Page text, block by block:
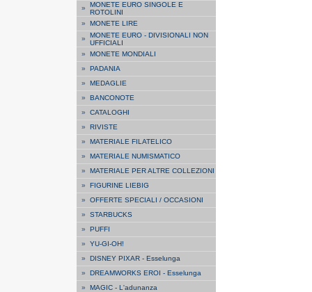
» MONETE EURO SINGOLE E
ROTOLINI
» MONETE LIRE
» MONETE EURO - DIVISIONALI NON
UFFICIALI
» MONETE MONDIALI
» PADANIA
» MEDAGLIE
» BANCONOTE
» CATALOGHI
» RIVISTE
» MATERIALE FILATELICO
» MATERIALE NUMISMATICO
» MATERIALE PER ALTRE COLLEZIONI
» FIGURINE LIEBIG
» OFFERTE SPECIALI / OCCASIONI
» STARBUCKS
» PUFFI
» YU-GI-OH!
» DISNEY PIXAR - Esselunga
» DREAMWORKS EROI - Esselunga
» MAGIC - L'adunanza